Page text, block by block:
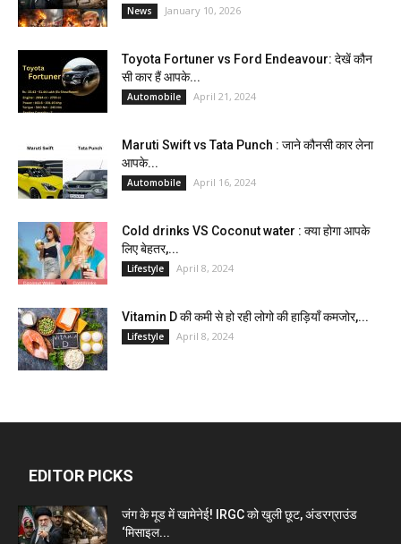
News January 10, 2026
Toyota Fortuner vs Ford Endeavour: देखें कौन
सी कार हैं आपके...
Automobile April 21, 2024
Maruti Swift vs Tata Punch : जाने कौनसी कार लेना
आपके...
Automobile April 16, 2024
Cold drinks VS Coconut water : क्या होगा आपके
लिए बेहतर,...
Lifestyle April 8, 2024
Vitamin D की कमी से हो रही लोगो की हाड़ियाँ कमजोर,...
Lifestyle April 8, 2024
EDITOR PICKS
जंग के मूड में खामेनेई! IRGC को खुली छूट, अंडरग्राउंड
‘मिसाइल...